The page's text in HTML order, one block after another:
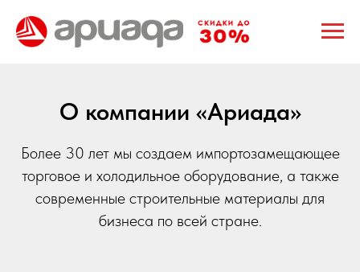
О компании «Ариада»
Более 30 лет мы создаем импортозамещающее
торговое и холодильное оборудование, а также
современные строительные материалы для
бизнеса по всей стране.